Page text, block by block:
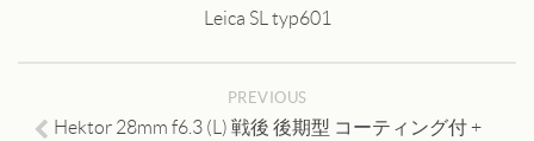
Leica SL typ601
PREVIOUS
Hektor 28mm f6.3 (L) 戦後 後期型 コーティング付 +